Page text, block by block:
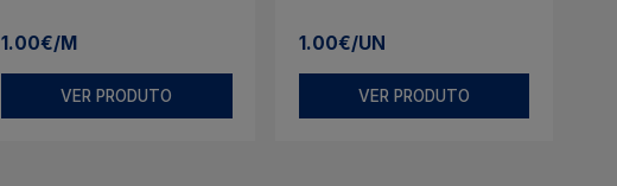
1.00€/M
VER PRODUTO
1.00€/UN
VER PRODUTO